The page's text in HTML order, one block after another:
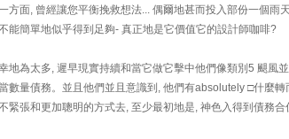
方面, 曾經讓您平衡挽救想法... 偶爾地甚而投入部份一個
能簡單地似乎得到足夠- 真正地是它價值它的設計師咖啡?
地為太多, 遲早現實持續和當它做它擊中他們像類別5 颶風
數量債務。並且他們並且意識到, 他們有absolutely □什麼
緊張和更加聰明的方式去, 至少最初地是, 神色入得到債務合